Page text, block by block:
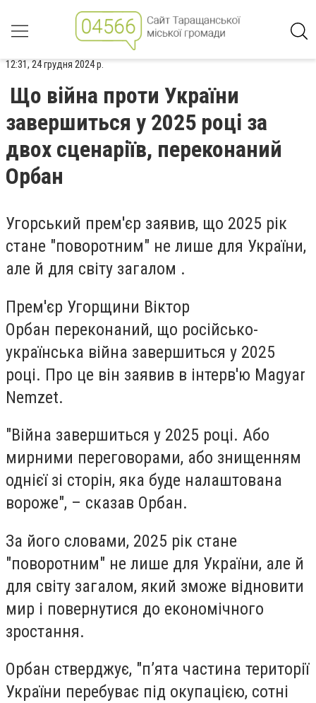
12:31, 24 грудня 2024 р.
Що війна проти України
завершиться у 2025 році за
двох сценаріїв, переконаний
Орбан
Угорський прем'єр заявив, що 2025 рік
стане "поворотним" не лише для України,
але й для світу загалом .
Прем'єр Угорщини Віктор
Орбан переконаний, що російсько-
українська війна завершиться у 2025
році. Про це він заявив в інтерв'ю Magyar
Nemzet.
"Війна завершиться у 2025 році. Або
мирними переговорами, або знищенням
однієї зі сторін, яка буде налаштована
вороже", – сказав Орбан.
За його словами, 2025 рік стане
"поворотним" не лише для України, але й
для світу загалом, який зможе відновити
мир і повернутися до економічного
зростання.
Орбан стверджує, "п’ята частина території
України перебуває під окупацією, сотні